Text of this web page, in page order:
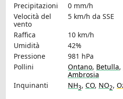
Precipitazioni
0 mm/h
Velocità del
vento
5 km/h da SSE
Raffica
10 km/h
Umidità
42%
Pressione
981 hPa
Pollini
Ontano, Betulla,
Ambrosia
Inquinanti
NH3, CO, NO2,